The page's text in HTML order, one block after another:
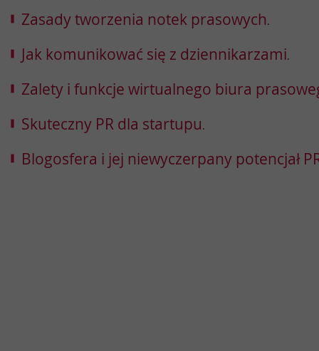
Zasady tworzenia notek prasowych.
Jak komunikować się z dziennikarzami.
Zalety i funkcje wirtualnego biura
Skuteczny PR dla startupu.
Blogosfera i jej niewyczerpany potencjał